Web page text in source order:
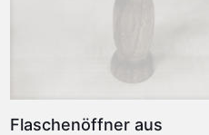
Flaschenöffner aus